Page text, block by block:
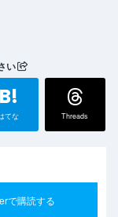
い
B!
てな Threads
で購読する